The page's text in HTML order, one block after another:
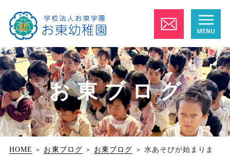
お東ブログ
HOME ＞ お東ブログ ＞ お東ブログ ＞ 水あそびが始まりま